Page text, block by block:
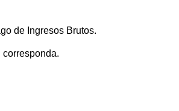
de Ingresos Brutos.
corresponda.